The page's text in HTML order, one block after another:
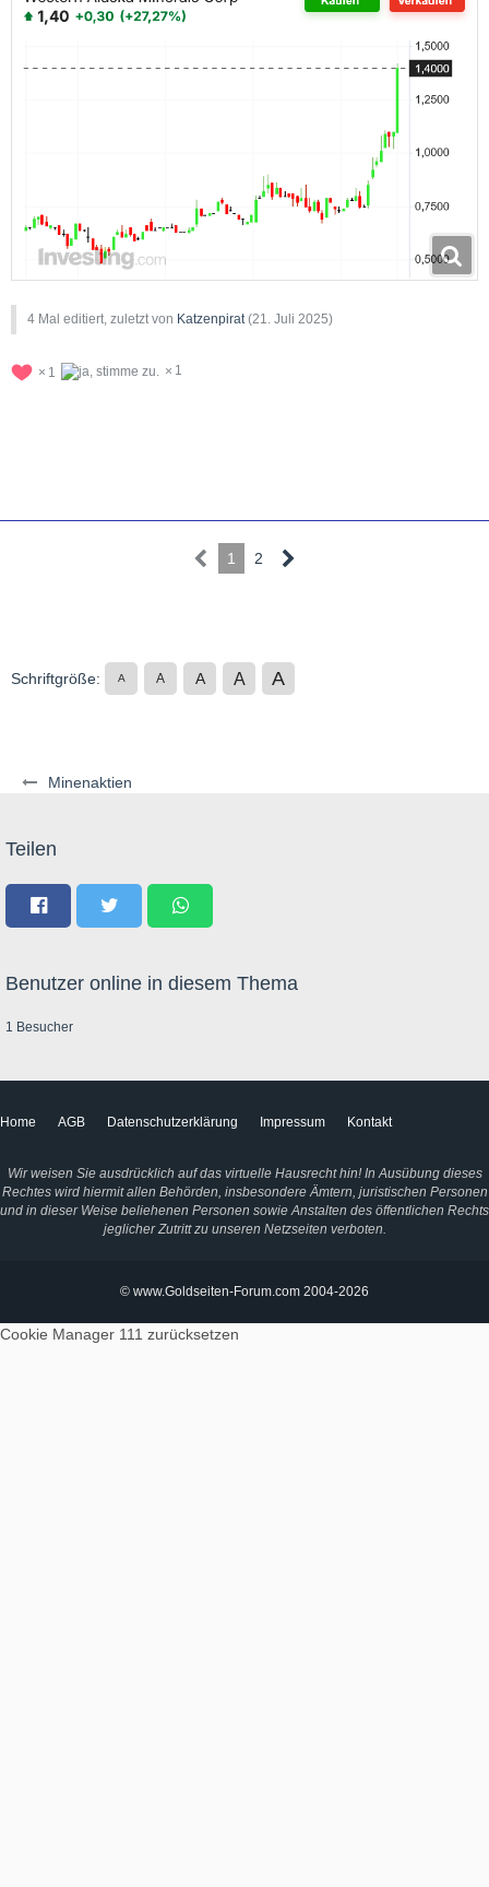
Minenaktien
4 Mal editiert, zuletzt von Katzenpirat(21. Juli 2025)
1 1
1 2
Schriftgröße: A A A A A
Teilen
Benutzer online in diesem Thema
1 Besucher
Home AGB Datenschutzerklärung Impressum Kontakt
Wir weisen Sie ausdrücklich auf das virtuelle Hausrecht hin! In Ausübung dieses
Rechtes wird hiermit allen Behörden, insbesondere Ämtern, juristischen Personen
und in dieser Weise beliehenen Personen sowie Anstalten des öffentlichen Rechts
jeglicher Zutritt zu unseren Netzseiten verboten.
© www.Goldseiten-Forum.com 2004-2026
Cookie Manager 111 zurücksetzen